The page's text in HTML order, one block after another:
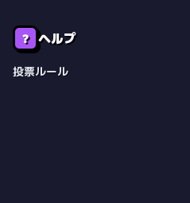
❓ ヘルプ
投票ルール